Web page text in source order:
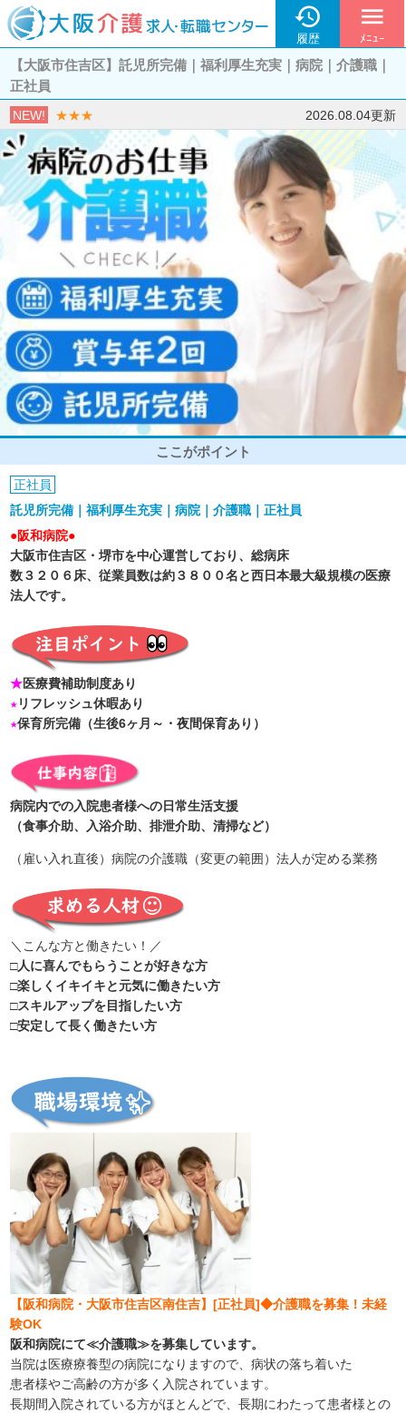

履歴
menu
ﾒﾆｭｰ
【大阪市住吉区】託児所完備｜福利厚生充実｜病院｜介護職｜
正社員
NEW! ★★★ 2026.08.04更新
ここがポイント
正社員
託児所完備｜福利厚生充実｜病院｜介護職｜正社員
●阪和病院●
大阪市住吉区・堺市を中心運営しており、総病床
数３２０６床、従業員数は約３８００名と西日本最大級規模の医療
法人です。
★医療費補助制度あり
★リフレッシュ休暇あり
★保育所完備（生後6ヶ月～・夜間保育あり）
病院内での入院患者様への日常生活支援
（食事介助、入浴介助、排泄介助、清掃など）
（雇い入れ直後）病院の介護職（変更の範囲）法人が定める業務
＼こんな方と働きたい！／
□人に喜んでもらうことが好きな方
□楽しくイキイキと元気に働きたい方
□スキルアップを目指したい方
□安定して長く働きたい方
【阪和病院・大阪市住吉区南住吉】[正社員]◆介護職を募集！未経
験OK
阪和病院にて≪介護職≫を募集しています。
当院は医療療養型の病院になりますので、病状の落ち着いた
患者様やご高齢の方が多く入院されています。
長期間入院されている方がほとんどで、長期にわたって患者様との